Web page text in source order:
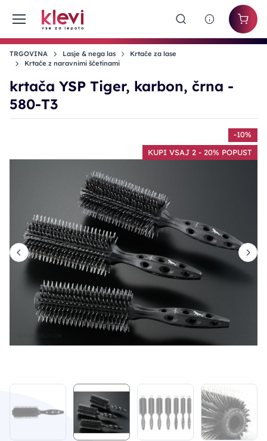
TRGOVINA Lasje & nega las
Krtače za lase
Krtače z naravnimi ščetinami
krtača YSP Tiger, karbon, črna -
580-T3
-10%
KUPI VSAJ 2 - 20% POPUST